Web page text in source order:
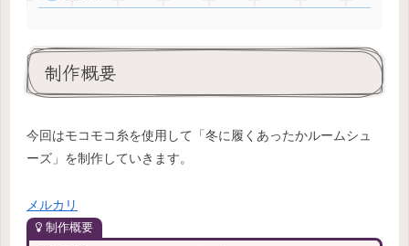
制作概要
今回はモコモコ糸を使用して「冬に履くあったかルームシュ
ーズ」を制作していきます。
メルカリ
制作概要